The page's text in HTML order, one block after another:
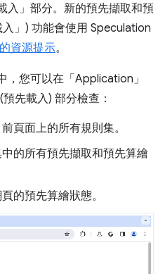
」 部分。新的預先擷取和預
」) 功能會使用 Speculation
資源提示。
，您可以在「Application」
先載入) 部分檢查：
前頁面上的所有規則集。
中的所有預先擷取和預先算繪
的預先算繪狀態。